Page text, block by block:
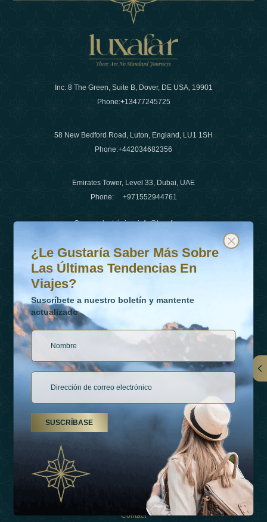
Inc. 8 The Green, Suite B, Dover, DE USA, 19901
Phone:+13477245725
58 New Bedford Road, Luton, England, LU1 1SH
Phone:+442034682356
Emirates Tower, Level 33, Dubai, UAE
Phone: +971552944761
Correo electrónico:info@luxafar.com
Número de WhatsApp
+442034682356
+971552944761
Vínculos
Tipos De Vacaciones
Contact
¿Le gustaría saber más sobre las últimas tendencias en
Suscríbete a nuestro boletín y mantente actualizado
¿Le Gustaría Saber Más Sobre
Las Últimas Tendencias En
Viajes?
Suscríbete a nuestro boletín y mantente
actualizado
SUSCRÍBASE